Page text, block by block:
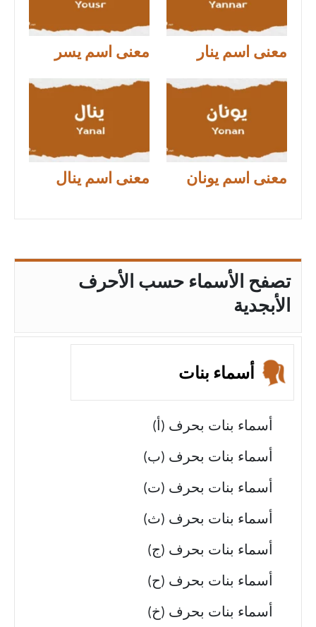
معنى اسم ينار معنى اسم يسر
معنى اسم يونان معنى اسم ينال
تصفح الأسماء حسب الأحرف
الأبجدية
أسماء بنات
أسماء بنات بحرف (أ)
أسماء بنات بحرف (ب)
أسماء بنات بحرف (ت)
أسماء بنات بحرف (ث)
أسماء بنات بحرف (ج)
أسماء بنات بحرف (ح)
أسماء بنات بحرف (خ)